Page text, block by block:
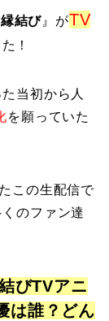
結び 』がTV
！
当初から人
を願っていた
この生配信で
のファン達
びTVアニ
は誰？どん